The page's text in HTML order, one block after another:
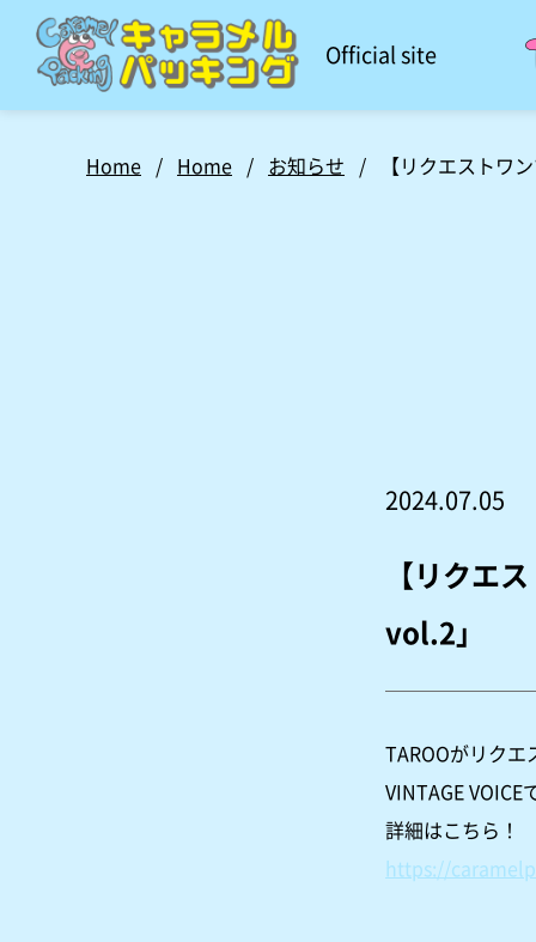
Official site
Home / Home / お知らせ / 【リクエストワ
2024.07.05
【リクエ
vol.2」
TAROOがリク
VINTAGE
詳細はこちら！
https://